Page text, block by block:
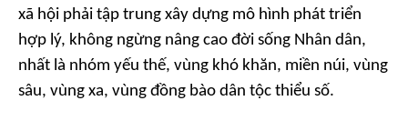
xã hội phải tập trung xây dựng mô hình phát triển
hợp lý, không ngừng nâng cao đời sống Nhân dân,
nhất là nhóm yếu thế, vùng khó khăn, miền núi, vùng
sâu, vùng xa, vùng đồng bào dân tộc thiểu số.